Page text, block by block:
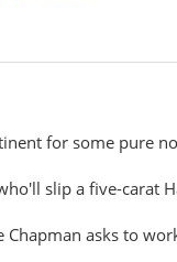
for some pure
slip a five-carat
asks to